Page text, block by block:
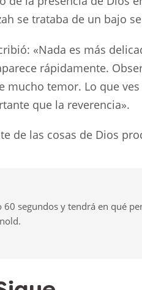
se trataba de un bajo
«Nada es más
rápidamente.
mucho temor. Lo que
que la reverencia».
de las cosas de Dios
60 segundos y tendrá en qué